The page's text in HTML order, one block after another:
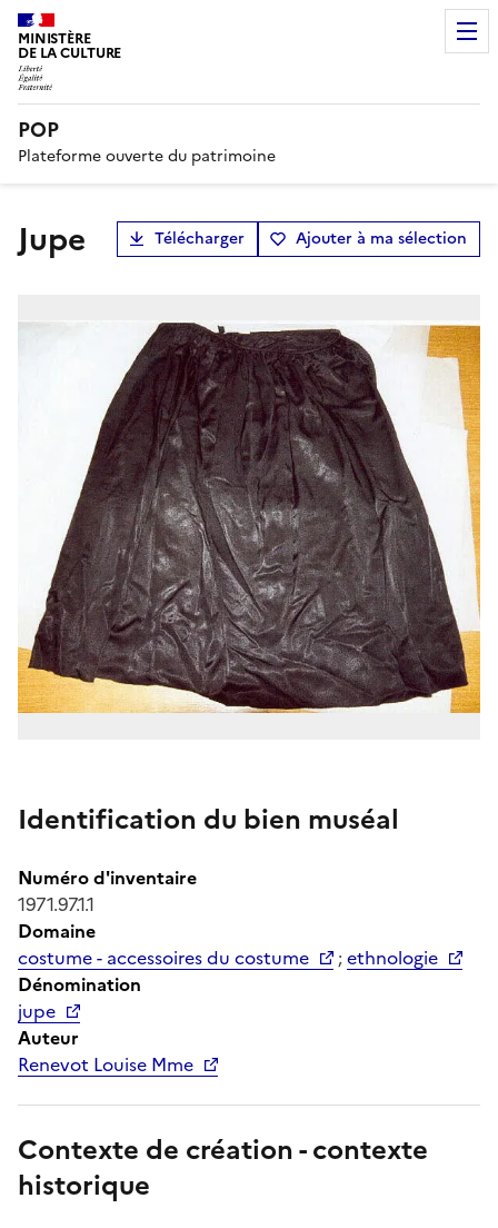
MINISTÈRE
DE LA CULTURE
POP
Plateforme ouverte du patrimoine
jupe Télécharger Ajouter à ma sélection
Identification du bien muséal
Numéro d'inventaire
1971.97.1.1
Domaine
costume - accessoires du costume
;ethnologie
Dénomination
jupe
Auteur
Renevot Louise Mme
Contexte de création - contexte
historique